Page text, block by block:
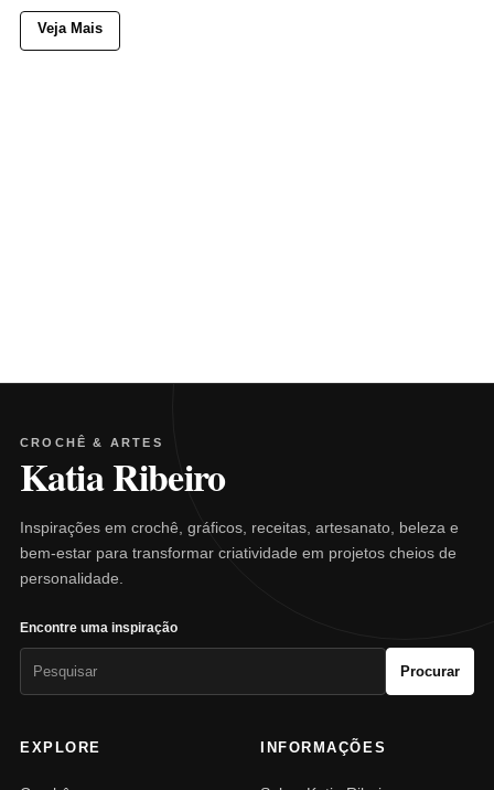
Veja Mais
CROCHÊ & ARTES
Katia Ribeiro
Inspirações em crochê, gráficos, receitas, artesanato, beleza e
bem-estar para transformar criatividade em projetos cheios de
personalidade.
Encontre uma inspiração
Procurar
EXPLORE INFORMAÇÕES